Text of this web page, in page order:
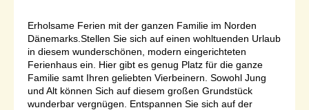
Erholsame Ferien mit der ganzen Familie im Norden
Dänemarks.Stellen Sie sich auf einen wohltuenden Urlaub
in diesem wunderschönen, modern eingerichteten
Ferienhaus ein. Hier gibt es genug Platz für die ganze
Familie samt Ihren geliebten Vierbeinern. Sowohl Jung
und Alt können Sich auf diesem großen Grundstück
wunderbar vergnügen. Entspannen Sie sich auf der